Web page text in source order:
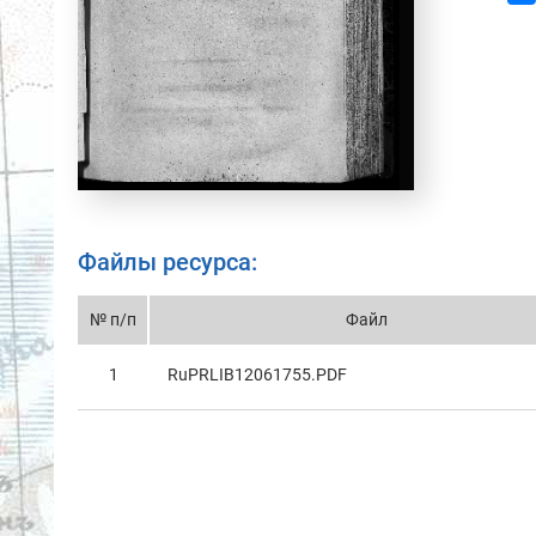
Файлы ресурса:
№ п/п Файл
1 RuPRLIB12061755.PDF